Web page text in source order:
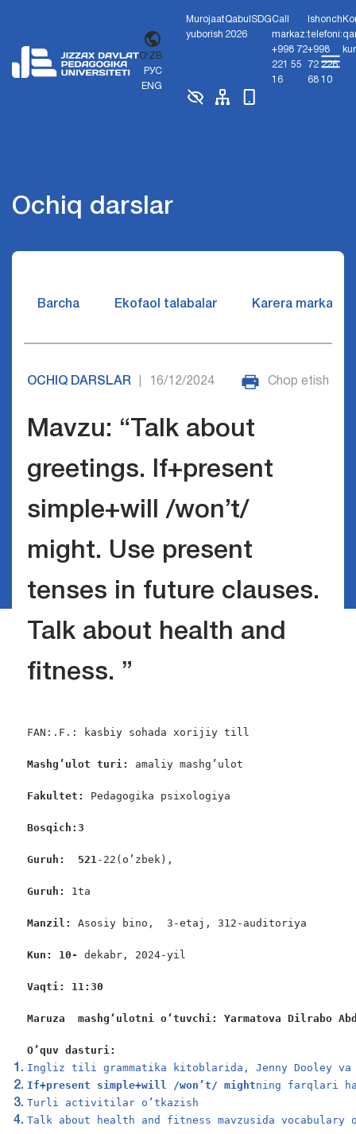
O'ZB
РУС
ENG
Murojaat
yuborish
Qabul
2026
SDGCall
markaz:
+998 72
221 55
16
Ishonch
telefoni:
+998
72 226
68 10
Ochiq darslar
Barcha Ekofaol talabalar Karera markazi
OCHIQ DARSLAR 16/12/2024 Chop etish
Mavzu: “Talk about
greetings. If+present
simple+will /won’t/
might. Use present
tenses in future clauses.
Talk about health and
fitness. ”
FAN:.F.: kasbiy sohada xorijiy till
Mashg’ulot turi: amaliy mashg’ulot
Fakultet: Pedagogika psixologiya
Bosqich:3
Guruh:  521-22(o’zbek),
Guruh: 1ta
Manzil: Asosiy bino,  3-etaj, 312-auditoriya
Kun: 10- dekabr, 2024-yil
Vaqti: 11:30
Maruza  mashgʻulotni oʻtuvchi: Yarmatova Dilrabo
O’quv dasturi:
Ingliz tili grammatika kitoblarida, Jenny Dooley va
If+present simple+will /won’t/ mightning farqlari
Turli activitilar o’tkazish
Talk about health and fitness mavzusida vocabulary